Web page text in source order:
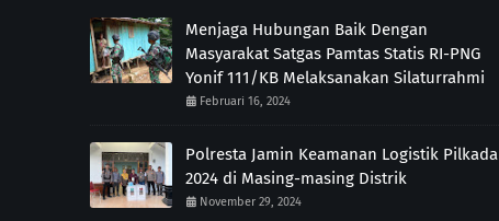
Menjaga Hubungan Baik Dengan
Masyarakat Satgas Pamtas Statis RI-PNG
Yonif 111/KB Melaksanakan Silaturrahmi
Februari 16, 2024
Polresta Jamin Keamanan Logistik Pilkada
2024 di Masing-masing Distrik
November 29, 2024